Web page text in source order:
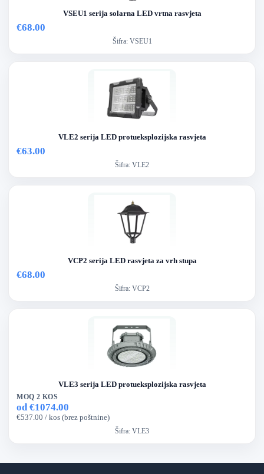
VSEU1 serija solarna LED vrtna rasvjeta
€68.00
Šifra: VSEU1
VLE2 serija LED protueksplozijska rasvjeta
€63.00
Šifra: VLE2
VCP2 serija LED rasvjeta za vrh stupa
€68.00
Šifra: VCP2
VLE3 serija LED protueksplozijska rasvjeta
MOQ 2 KOS
od €1074.00
€537.00 / kos (brez poštnine)
Šifra: VLE3